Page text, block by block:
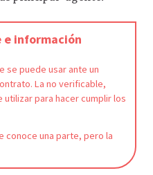
información
se puede usar ante un
La no verificable,
para hacer cumplir los
conoce una parte, pero la